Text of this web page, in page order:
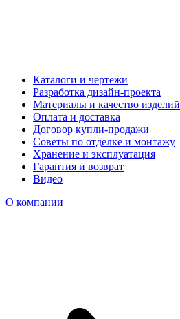
Каталоги и чертежи
Разработка дизайн-проекта
Материалы и качество изделий
Оплата и доставка
Договор купли-продажи
Советы по отделке и монтажу
Хранение и эксплуатация
Гарантия и возврат
Видео
О компании